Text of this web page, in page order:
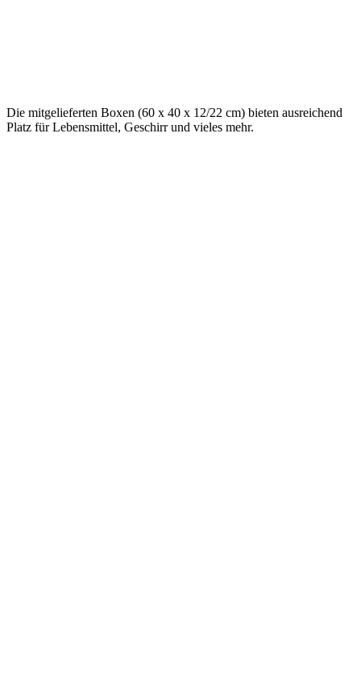
Die mitgelieferten Boxen (60 x 40 x 12/22 cm) bieten ausreichend
Platz für Lebensmittel, Geschirr und vieles mehr.